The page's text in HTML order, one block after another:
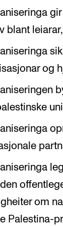
blant
og
om
Palestina-